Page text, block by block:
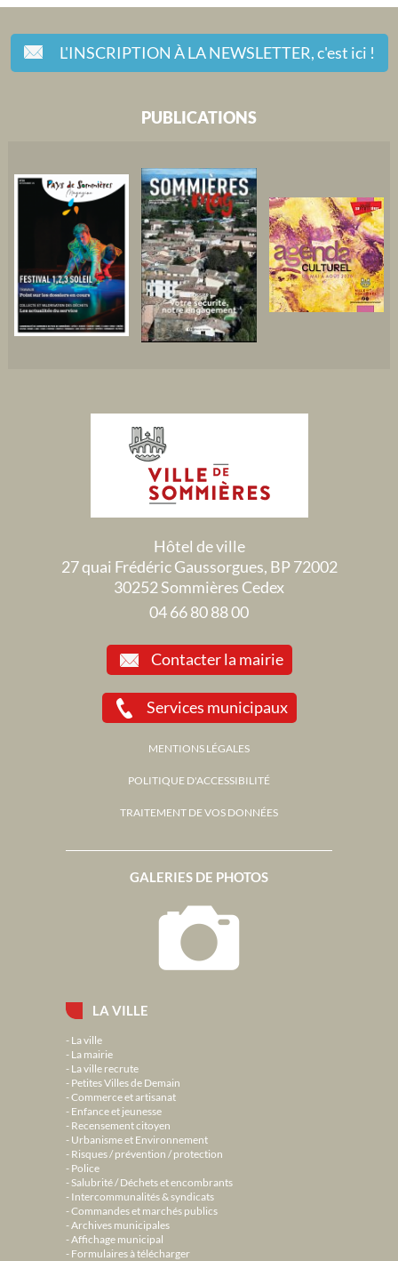
L'INSCRIPTION À LA NEWSLETTER,c'est ici !
LA VILLE
La ville
La mairie
La ville recrute
Petites Villes de Demain
Commerce et artisanat
Enfance et jeunesse
Recensement citoyen
Urbanisme et Environnement
Risques / prévention / protection
Police
Salubrité / Déchets et encombrants
Intercommunalités & syndicats
Commandes et marchés publics
Archives municipales
Affichage municipal
Formulaires à télécharger
GALERIES DE PHOTOS
PUBLICATIONS
Hôtel de ville
27 quai Frédéric Gaussorgues, BP 72002
30252 Sommières Cedex
04 66 80 88 00
Contacter la mairie
Services municipaux
MENTIONS LÉGALES
POLITIQUE D'ACCESSIBILITÉ
TRAITEMENT DE VOS DONNÉES